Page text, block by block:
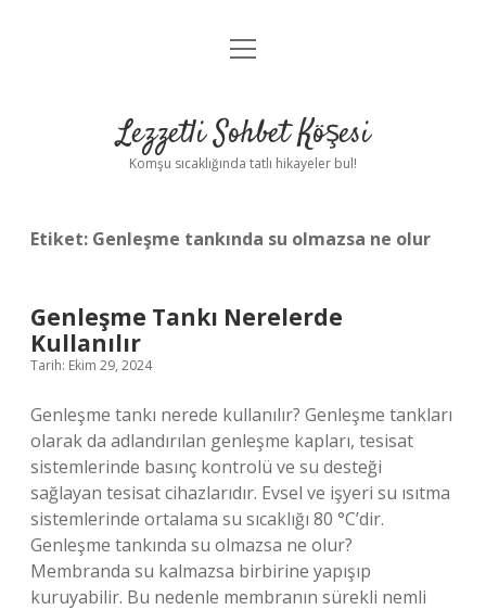
Anasayfa
Yasal Uyarı
menüyü
Lezzetli Sohbet Köşesi
Komşu sıcaklığında tatlı hikayeler bul!
Etiket: Genleşme tankında su olmazsa ne olur
Genleşme Tankı Nerelerde
Kullanılır
Tarih: Ekim 29, 2024
Genleşme tankı nerede kullanılır? Genleşme tankları
olarak da adlandırılan genleşme kapları, tesisat
sistemlerinde basınç kontrolü ve su desteği
sağlayan tesisat cihazlarıdır. Evsel ve işyeri su ısıtma
sistemlerinde ortalama su sıcaklığı 80 °C’dir.
Genleşme tankında su olmazsa ne olur?
Membranda su kalmazsa birbirine yapışıp
kuruyabilir. Bu nedenle membranın sürekli nemli